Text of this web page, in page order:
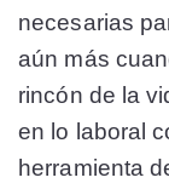
necesarias
aún más
rincón de la
en lo laboral
herramienta